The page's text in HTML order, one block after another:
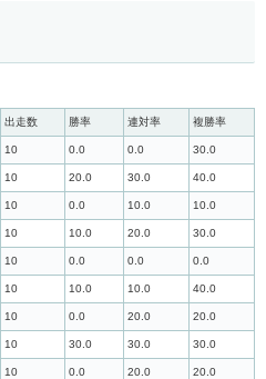
出走数 勝率 連対率 複勝率
10 0.0 0.0 30.0
10 20.0 30.0 40.0
10 0.0 10.0 10.0
10 10.0 20.0 30.0
10 0.0 0.0 0.0
10 10.0 10.0 40.0
10 0.0 20.0 20.0
10 30.0 30.0 30.0
10 0.0 20.0 20.0